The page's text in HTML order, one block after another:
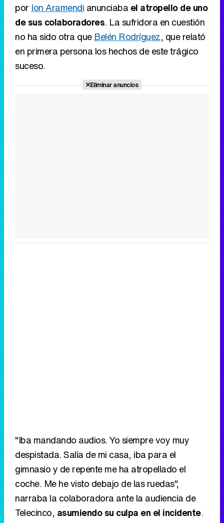
por Ion Aramendi anunciaba el atropello de uno
de sus colaboradores. La sufridora en cuestión
no ha sido otra que Belén Rodríguez, que relató
en primera persona los hechos de este trágico
suceso.
Eliminar anuncios
"Iba mandando audios. Yo siempre voy muy
despistada. Salía de mi casa, iba para el
gimnasio y de repente me ha atropellado el
coche. Me he visto debajo de las ruedas",
narraba la colaboradora ante la audiencia de
Telecinco, asumiendo su culpa en el incidente.